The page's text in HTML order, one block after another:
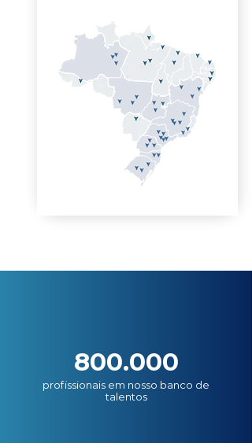
800.000
profissionais em nosso banco de
talentos